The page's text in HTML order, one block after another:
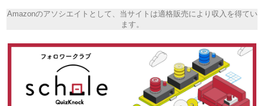
Amazonのアソシエイトとして、当サイトは適格販売により収入を得てい
ます。